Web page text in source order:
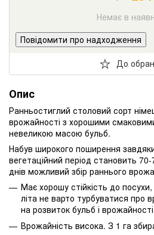
Немає в
Повідомити про надходження
До
Опис
Ранньостиглий столовий сорт
врожайності з хорошими
невеликою масою бульб.
Набув широкого поширення
вегетаційний період становить
днів можливий збір раннього
Має хорошу стійкість до
літа не варто турбуватися про
на розвиток бульб і
Врожайність висока. З 1 га